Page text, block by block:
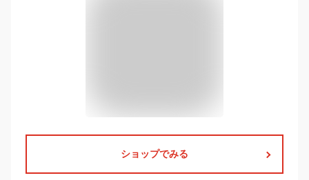
ショップでみる